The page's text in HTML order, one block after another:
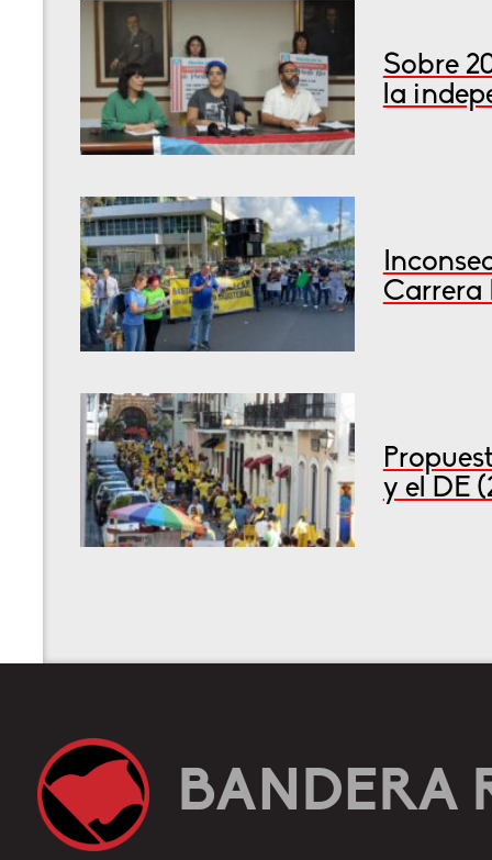
Sobre
la
Carrera
y el DE
BANDERA